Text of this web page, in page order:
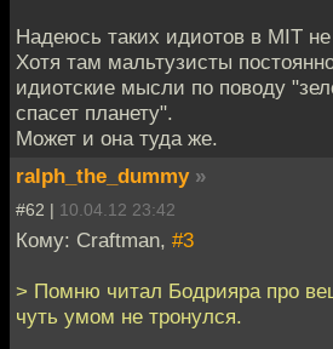
Надеюсь таких идиотов в MIT
Хотя там мальтузисты
идиотские мысли по поводу
спасет планету".
Может и она туда же.
ralph_the_dummy »
#62 | 10.04.12 23:42
Кому: Craftman, #3
> Помню читал Бодрияра про
чуть умом не тронулся.